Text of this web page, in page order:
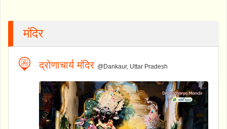
मंदिर
द्रोणाचार्य मंदिर @Dankaur, Uttar Pradesh